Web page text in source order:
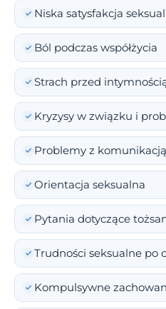
Niska satysfakcja
Ból podczas współżycia
Strach przed
Kryzysy w związku i
Problemy z
Orientacja seksualna
Pytania dotyczące
Trudności seksualne po
Kompulsywne